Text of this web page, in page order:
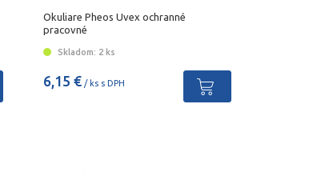
Okuliare Pheos Uvex ochranné
pracovné
Skladom: 2 ks
6,15 €/ ks s DPH